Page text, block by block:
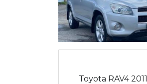
Toyota RAV4 2011